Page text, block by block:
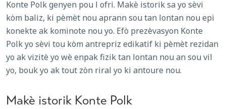
Konte Polkgenyen pou l ofri. Makè istorik sa yo sèvi
kòm baliz, ki pèmèt nou aprann sou tan lontan nou epi
konekte ak kominote nou yo. Efò prezèvasyon Konte
Polk yo sèvi tou kòm antrepriz edikatif ki pèmèt rezidan
yo ak vizitè yo wè enpak fizik tan lontan nou an sou vil
yo, bouk yo ak tout zòn riral yo ki antoure nou.
Makè istorik Konte Polk